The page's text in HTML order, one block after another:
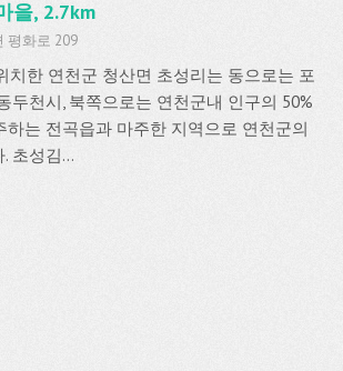
을, 2.7km
평화로 209
치한 연천군 청산면 초성리는 동으로는 포
두천시, 북쪽으로는 연천군내 인구의 50%
하는 전곡읍과 마주한 지역으로 연천군의
초성김...